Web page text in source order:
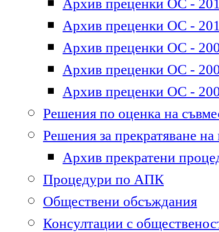
Архив преценки ОС -
Архив преценки ОС -
Архив преценки ОС -
Архив преценки ОС -
Архив преценки ОС -
Решения по оценка на
Решения за прекратяване
Архив прекратени
Процедури по АПК
Обществени обсъждания
Консултации с